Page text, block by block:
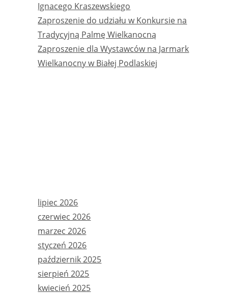
Ignacego Kraszewskiego
Zaproszenie do udziału w Konkursie na
Tradycyjną Palmę Wielkanocną
Zaproszenie dla Wystawców na Jarmark
Wielkanocny w Białej Podlaskiej
lipiec 2026
czerwiec 2026
marzec 2026
styczeń 2026
październik 2025
sierpień 2025
kwiecień 2025